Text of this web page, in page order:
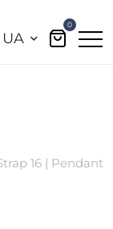
UA
0
16 | Pendant